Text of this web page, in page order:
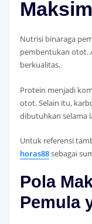
Nutrisi binaraga
pembentukan otot.
berkualitas.
Protein menjadi
otot. Selain itu,
dibutuhkan selama
Untuk referensi
horas88sebagai
Pola
Pemula